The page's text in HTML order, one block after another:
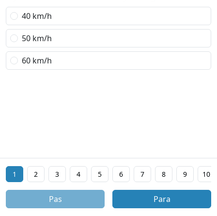
40 km/h
50 km/h
60 km/h
1 2 3 4 5 6 7 8 9 10
Pas Para